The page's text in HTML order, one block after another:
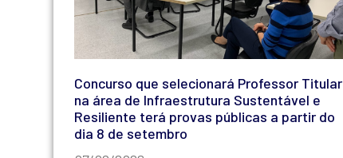
Concurso que selecionará Professor Titular
na área de Infraestrutura Sustentável e
Resiliente terá provas públicas a partir do
dia 8 de setembro